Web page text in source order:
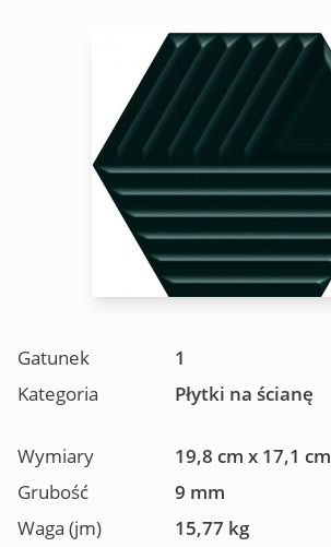
Gatunek
1
Kategoria
Płytki na ścianę
Wymiary
19,8 cm x 17,1 cm
Grubość
9 mm
Waga (jm)
15,77 kg